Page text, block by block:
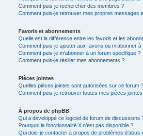
Comment puis-je rechercher des membres ?
Comment puis-je retrouver mes propres messages
Favoris et abonnements
Quelle est la différence entre les favoris et les
Comment puis-je ajouter aux favoris ou m’abonner
Comment puis-je m’abonner à un forum spécifique ?
Comment puis-je résilier mes abonnements ?
Pièces jointes
Quelles pièces jointes sont autorisées sur ce forum ?
Comment puis-je retrouver toutes mes pièces
À propos de phpBB
Qui a développé ce logiciel de forum de discussions
Pourquoi la fonctionnalité X n’est pas disponible ?
Qui dois-je contacter à propos de problèmes d’abus